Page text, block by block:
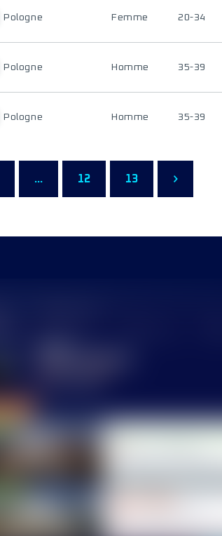
Pologne Femme 20-34
Pologne Homme 35-39
Pologne Homme 35-39
... 12 13